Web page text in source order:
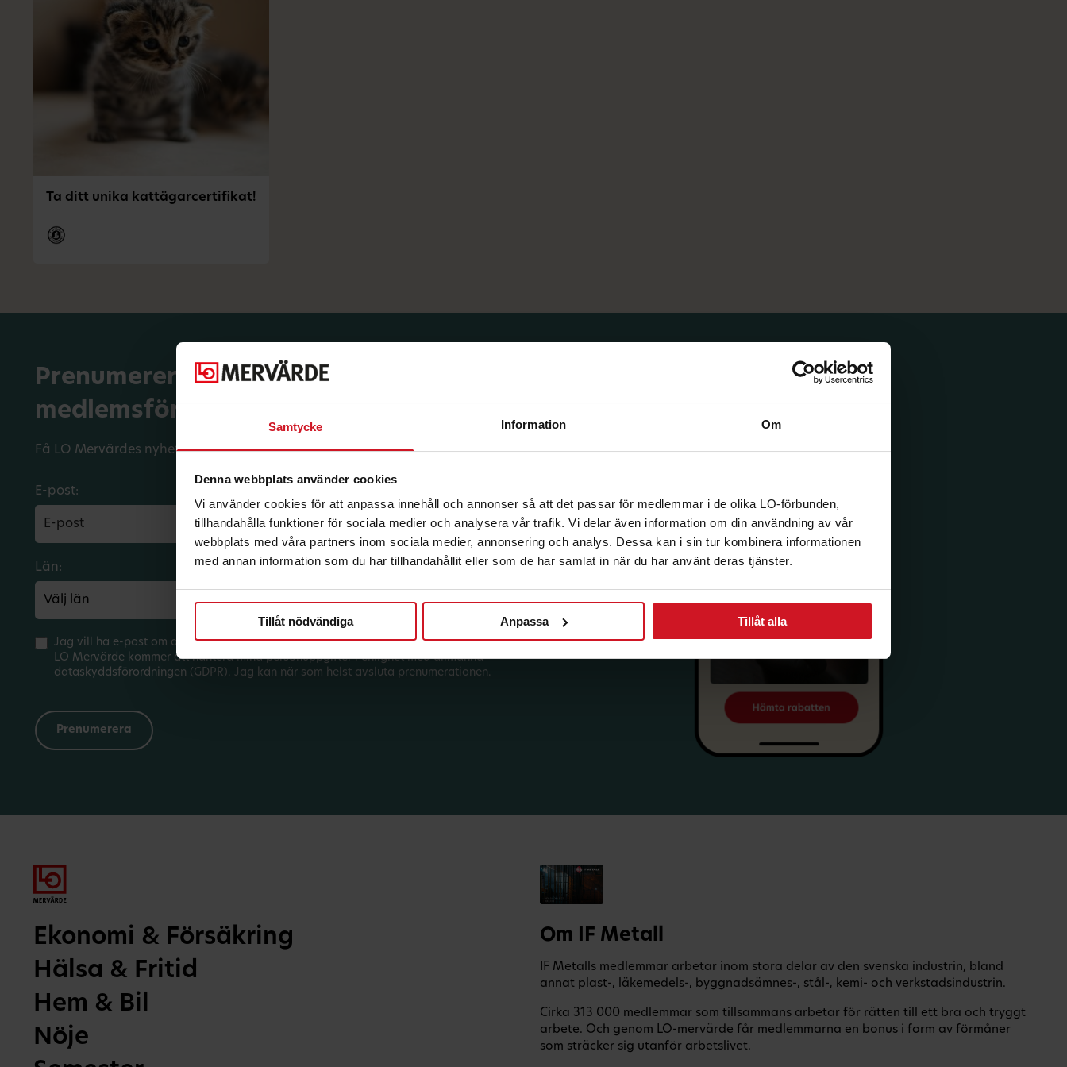
Samtycke Information Om
Denna webbplats använder cookies
Vi använder cookies för att anpassa innehåll och annonser så att det passar för medlemmar i de olika LO-förbunden,
tillhandahålla funktioner för sociala medier och analysera vår trafik. Vi delar även information om din användning av vår
webbplats med våra partners inom sociala medier, annonsering och analys. Dessa kan i sin tur kombinera informationen
med annan information som du har tillhandahållit eller som de har samlat in när du har använt deras tjänster.
Tillåt nödvändiga Anpassa Tillåt alla
Ta ditt unika kattägarcertifikat!
Prenumerera på dina
medlemsförmåner.
Få LO Mervärdes nyhetsbrev varje månad till din inkorg.
E-post:
Län: Förbund:
Jag vill ha e-post om aktuella erbjudanden och medlemsförmåner från LO Mervärde.
LO Mervärde kommer att hantera mina personuppgifter i enlighet med allmänna
dataskyddsförordningen (GDPR). Jag kan när som helst avsluta prenumerationen.
Ekonomi & Försäkring
Hälsa & Fritid
Hem & Bil
Nöje
Om IF Metall
IF Metalls medlemmar arbetar inom stora delar av den svenska industrin, bland
annat plast-, läkemedels-, byggnadsämnes-, stål-, kemi- och verkstadsindustrin.
Cirka 313 000 medlemmar som tillsammans arbetar för rätten till ett bra och tryggt
arbete. Och genom LO-mervärde får medlemmarna en bonus i form av förmåner
som sträcker sig utanför arbetslivet.